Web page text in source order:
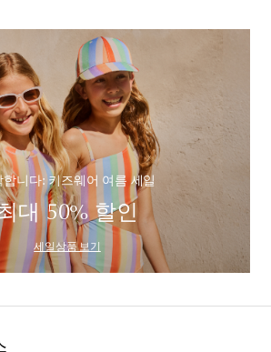
합니다: 키즈웨어 여름 세일
대 50% 할인
세일상품 보기